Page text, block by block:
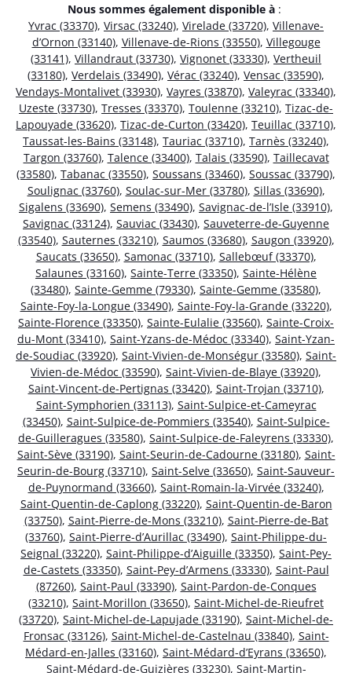
Nous sommes également disponible à :
Yvrac (33370), Virsac (33240), Virelade (33720), Villenave-
d’Ornon (33140), Villenave-de-Rions (33550), Villegouge
(33141), Villandraut (33730), Vignonet (33330), Vertheuil
(33180), Verdelais (33490), Vérac (33240), Vensac (33590),
Vendays-Montalivet (33930), Vayres (33870), Valeyrac (33340),
Uzeste (33730), Tresses (33370), Toulenne (33210), Tizac-de-
Lapouyade (33620), Tizac-de-Curton (33420), Teuillac (33710),
Taussat-les-Bains (33148), Tauriac (33710), Tarnès (33240),
Targon (33760), Talence (33400), Talais (33590), Taillecavat
(33580), Tabanac (33550), Soussans (33460), Soussac (33790),
Soulignac (33760), Soulac-sur-Mer (33780), Sillas (33690),
Sigalens (33690), Semens (33490), Savignac-de-l’Isle (33910),
Savignac (33124), Sauviac (33430), Sauveterre-de-Guyenne
(33540), Sauternes (33210), Saumos (33680), Saugon (33920),
Saucats (33650), Samonac (33710), Sallebœuf (33370),
Salaunes (33160), Sainte-Terre (33350), Sainte-Hélène
(33480), Sainte-Gemme (79330), Sainte-Gemme (33580),
Sainte-Foy-la-Longue (33490), Sainte-Foy-la-Grande (33220),
Sainte-Florence (33350), Sainte-Eulalie (33560), Sainte-Croix-
du-Mont (33410), Saint-Yzans-de-Médoc (33340), Saint-Yzan-
de-Soudiac (33920), Saint-Vivien-de-Monségur (33580), Saint-
Vivien-de-Médoc (33590), Saint-Vivien-de-Blaye (33920),
Saint-Vincent-de-Pertignas (33420), Saint-Trojan (33710),
Saint-Symphorien (33113), Saint-Sulpice-et-Cameyrac
(33450), Saint-Sulpice-de-Pommiers (33540), Saint-Sulpice-
de-Guilleragues (33580), Saint-Sulpice-de-Faleyrens (33330),
Saint-Sève (33190), Saint-Seurin-de-Cadourne (33180), Saint-
Seurin-de-Bourg (33710), Saint-Selve (33650), Saint-Sauveur-
de-Puynormand (33660), Saint-Romain-la-Virvée (33240),
Saint-Quentin-de-Caplong (33220), Saint-Quentin-de-Baron
(33750), Saint-Pierre-de-Mons (33210), Saint-Pierre-de-Bat
(33760), Saint-Pierre-d’Aurillac (33490), Saint-Philippe-du-
Seignal (33220), Saint-Philippe-d’Aiguille (33350), Saint-Pey-
de-Castets (33350), Saint-Pey-d’Armens (33330), Saint-Paul
(87260), Saint-Paul (33390), Saint-Pardon-de-Conques
(33210), Saint-Morillon (33650), Saint-Michel-de-Rieufret
(33720), Saint-Michel-de-Lapujade (33190), Saint-Michel-de-
Fronsac (33126), Saint-Michel-de-Castelnau (33840), Saint-
Médard-en-Jalles (33160), Saint-Médard-d’Eyrans (33650),
Saint-Médard-de-Guizières (33230), Saint-Martin-